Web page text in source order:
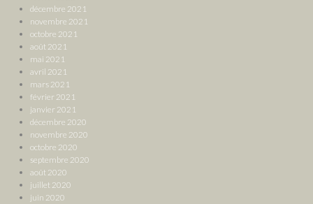
décembre 2021
novembre 2021
octobre 2021
août 2021
mai 2021
avril 2021
mars 2021
février 2021
janvier 2021
décembre 2020
novembre 2020
octobre 2020
septembre 2020
août 2020
juillet 2020
juin 2020